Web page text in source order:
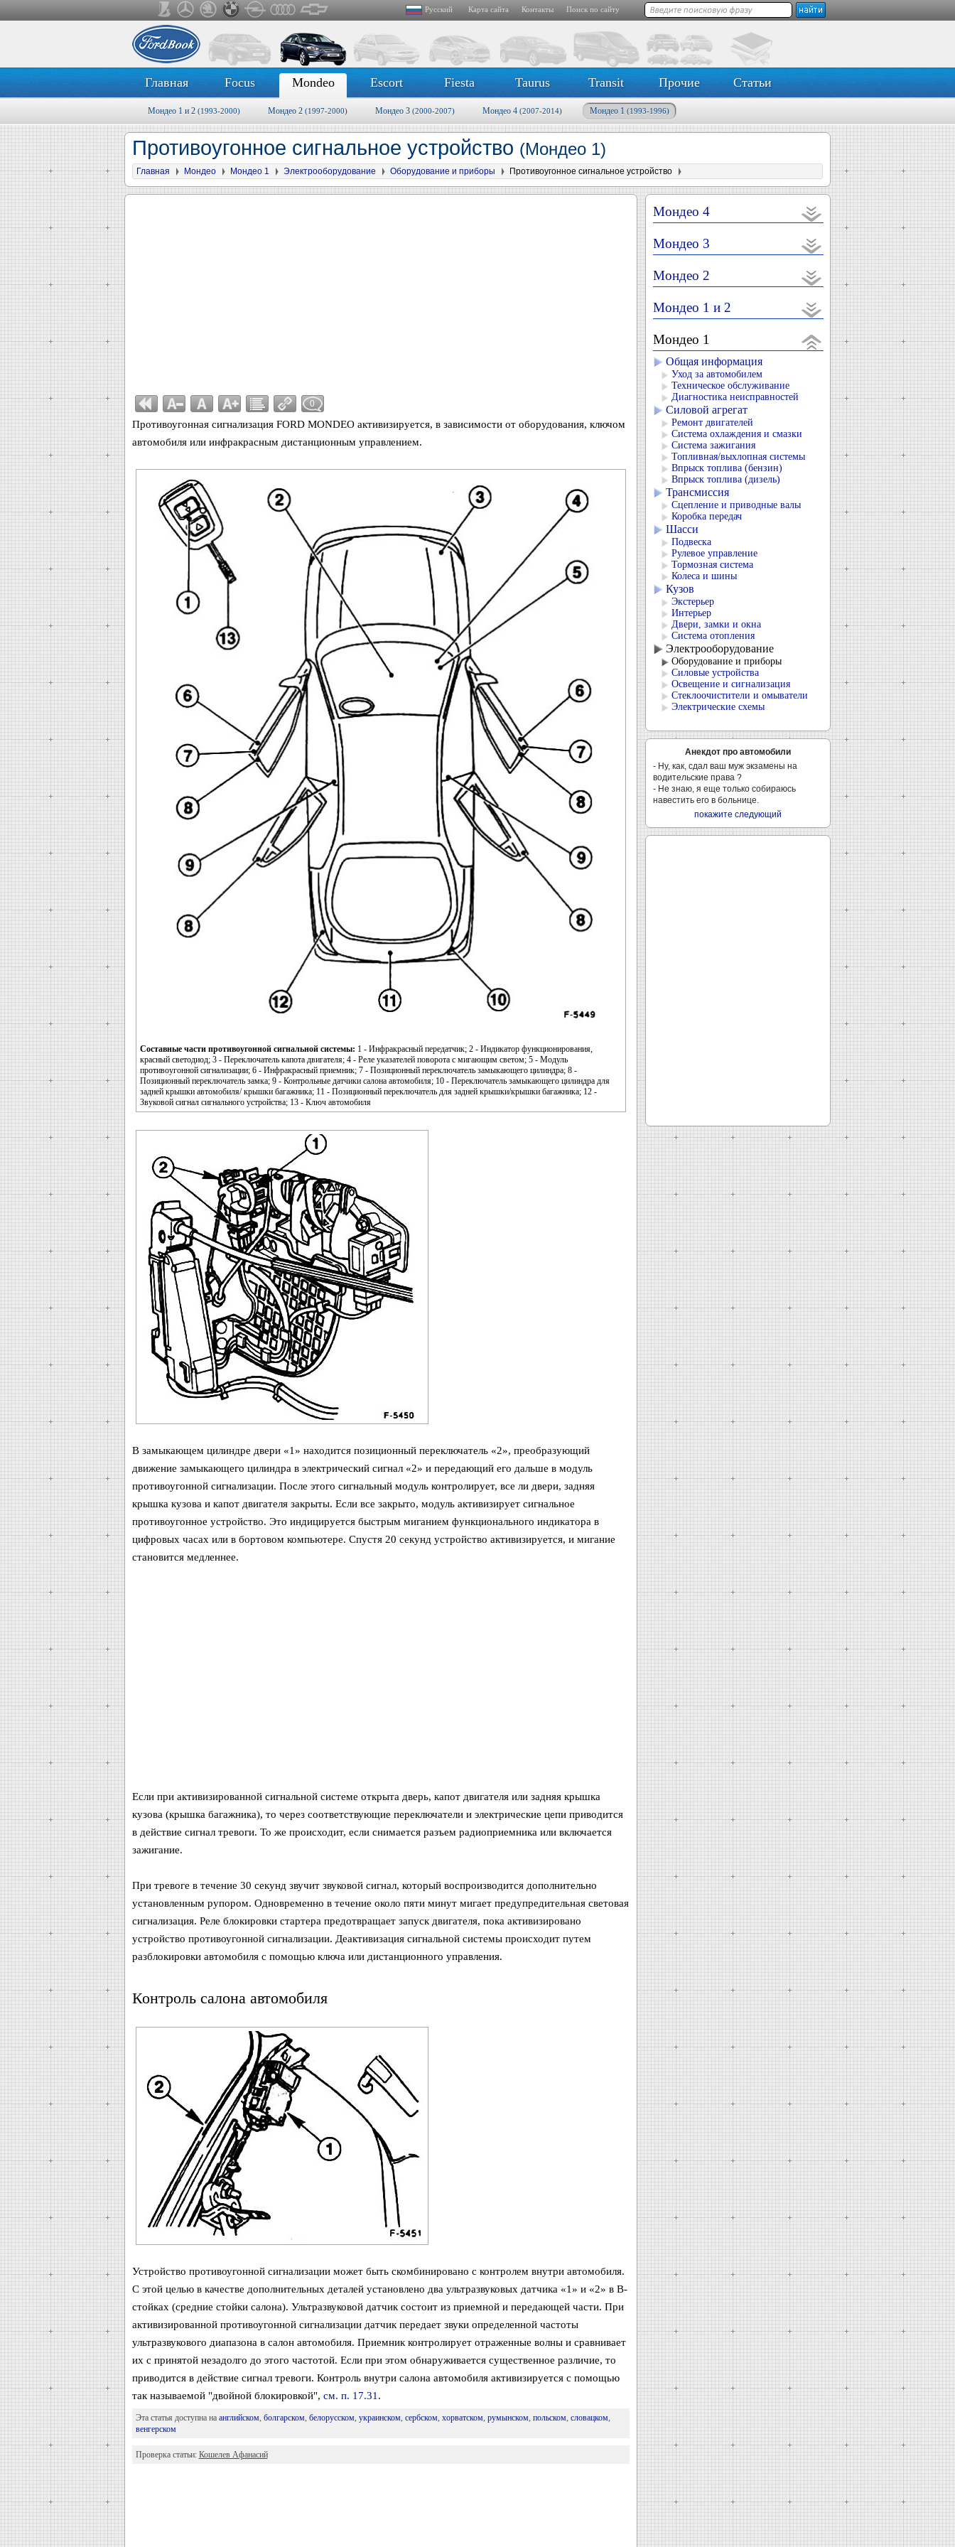
Русский Карта сайта Контакты Поиск по сайту
Главная Focus Mondeo Escort Fiesta Taurus Transit Прочие Статьи
Мондео 1 и 2 (1993-2000) Мондео 2 (1997-2000) Мондео 3 (2000-2007) Мондео 4 (2007-2014) Мондео 1 (1993-1996)
Противоугонное сигнальное устройство (Мондео 1)
Главная Мондео Мондео 1 Электрооборудование Оборудование и приборы Противоугонное сигнальное устройство
0
Противоугонная сигнализация FORD MONDEO активизируется, в зависимости от оборудования, ключом
автомобиля или инфракрасным дистанционным управлением.
Составные части противоугонной сигнальной системы: 1 - Инфракрасный передатчик; 2 - Индикатор функционирования,
красный светодиод; 3 - Переключатель капота двигателя; 4 - Реле указателей поворота с мигающим светом; 5 - Модуль
противоугонной сигнализации; 6 - Инфракрасный приемник; 7 - Позиционный переключатель замыкающего цилиндра; 8 -
Позиционный переключатель замка; 9 - Контрольные датчики салона автомобиля; 10 - Переключатель замыкающего цилиндра для
задней крышки автомобиля/ крышки багажника; 11 - Позиционный переключатель для задней крышки/крышки багажника; 12 -
Звуковой сигнал сигнального устройства; 13 - Ключ автомобиля
В замыкающем цилиндре двери «1» находится позиционный переключатель «2», преобразующий
движение замыкающего цилиндра в электрический сигнал «2» и передающий его дальше в модуль
противоугонной сигнализации. После этого сигнальный модуль контролирует, все ли двери, задняя
крышка кузова и капот двигателя закрыты. Если все закрыто, модуль активизирует сигнальное
противоугонное устройство. Это индицируется быстрым миганием функционального индикатора в
цифровых часах или в бортовом компьютере. Спустя 20 секунд устройство активизируется, и мигание
становится медленнее.
Если при активизированной сигнальной системе открыта дверь, капот двигателя или задняя крышка
кузова (крышка багажника), то через соответствующие переключатели и электрические цепи приводится
в действие сигнал тревоги. То же происходит, если снимается разъем радиоприемника или включается
зажигание.
При тревоге в течение 30 секунд звучит звуковой сигнал, который воспроизводится дополнительно
установленным рупором. Одновременно в течение около пяти минут мигает предупредительная световая
сигнализация. Реле блокировки стартера предотвращает запуск двигателя, пока активизировано
устройство противоугонной сигнализации. Деактивизация сигнальной системы происходит путем
разблокировки автомобиля с помощью ключа или дистанционного управления.
Контроль салона автомобиля
Устройство противоугонной сигнализации может быть скомбинировано с контролем внутри автомобиля.
С этой целью в качестве дополнительных деталей установлено два ультразвуковых датчика «1» и «2» в В-
стойках (средние стойки салона). Ультразвуковой датчик состоит из приемной и передающей части. При
активизированной противоугонной сигнализации датчик передает звуки определенной частоты
ультразвукового диапазона в салон автомобиля. Приемник контролирует отраженные волны и сравнивает
их с принятой незадолго до этого частотой. Если при этом обнаруживается существенное различие, то
приводится в действие сигнал тревоги. Контроль внутри салона автомобиля активизируется с помощью
так называемой "двойной блокировкой", см. п. 17.31 .
Эта статья доступна на английском, болгарском, белорусском, украинском, сербском, хорватском, румынском, польском, словацком,
венгерском
Проверка статьи: Кошелев Афанасий
Мондео 4
Мондео 3
Мондео 2
Мондео 1 и 2
Мондео 1
Общая информация
Уход за автомобилем
Техническое обслуживание
Диагностика неисправностей
Силовой агрегат
Ремонт двигателей
Система охлаждения и смазки
Система зажигания
Топливная/выхлопная системы
Впрыск топлива (бензин)
Впрыск топлива (дизель)
Трансмиссия
Сцепление и приводные валы
Коробка передач
Шасси
Подвеска
Рулевое управление
Тормозная система
Колеса и шины
Кузов
Экстерьер
Интерьер
Двери, замки и окна
Система отопления
Электрооборудование
Оборудование и приборы
Силовые устройства
Освещение и сигнализация
Стеклоочистители и омыватели
Электрические схемы
Анекдот про автомобили
- Hу, как, сдал ваш муж экзамены на
водительские пpава ?
- Hе знаю, я еще только собиpаюсь
навестить его в больнице.
покажите следующий